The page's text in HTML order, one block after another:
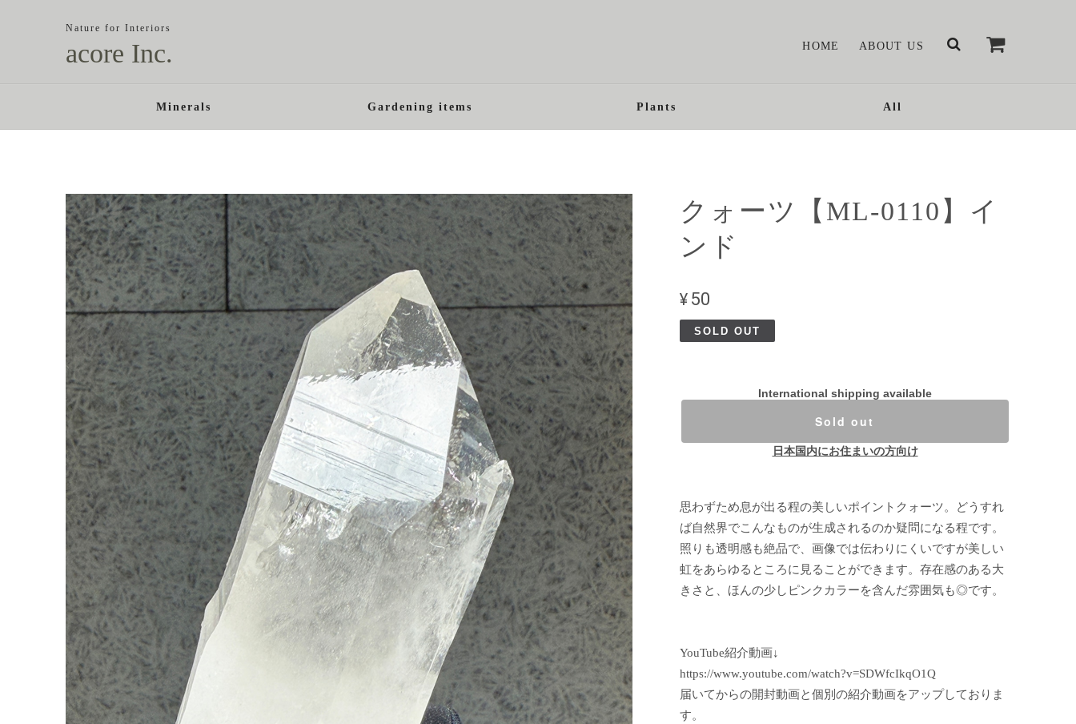
Nature for Interiors
acore Inc. HOME ABOUT US
Minerals Gardening items Plants All
クォーツ【ML-0110】イ
ンド
¥50
SOLD OUT
International shipping available
Sold out
日本国内にお住まいの方向け
思わずため息が出る程の美しいポイントクォーツ。どうすれ
ば自然界でこんなものが生成されるのか疑問になる程です。
照りも透明感も絶品で、画像では伝わりにくいですが美しい
虹をあらゆるところに見ることができます。存在感のある大
きさと、ほんの少しピンクカラーを含んだ雰囲気も◎です。
YouTube紹介動画↓
https://www.youtube.com/watch?v=SDWfcIkqO1Q
届いてからの開封動画と個別の紹介動画をアップしておりま
す。